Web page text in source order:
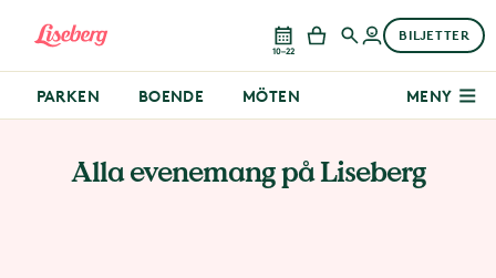
10–22
BILJETTER
PARKEN BOENDE MÖTEN MENY
Alla evenemang på Liseberg